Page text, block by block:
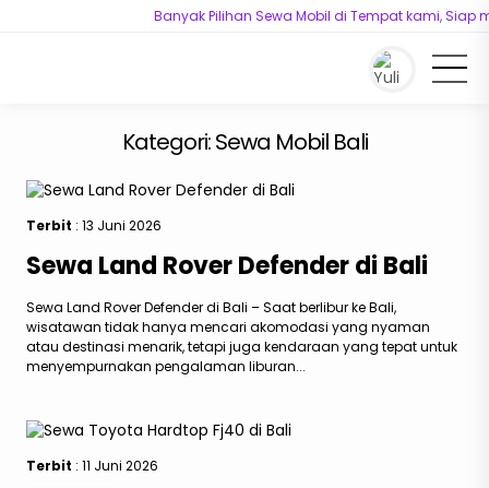
Banyak Pilihan Sewa Mobil di Tempat kami, Siap
You are here :Beranda/Kategori "Sewa Mobil Bali"
Kategori:Sewa Mobil Bali
Terbit : 13 Juni 2026
Sewa Land Rover Defender di Bali
Sewa Land Rover Defender di Bali – Saat berlibur ke Bali,
wisatawan tidak hanya mencari akomodasi yang nyaman
atau destinasi menarik, tetapi juga kendaraan yang tepat untuk
menyempurnakan pengalaman liburan...
Terbit : 11 Juni 2026